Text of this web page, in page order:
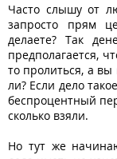
Часто слышу от
запросто прям
делаете? Так
предполагается,
то пролиться, а
ли? Если дело
беспроцентный
сколько взяли.
Но тут же